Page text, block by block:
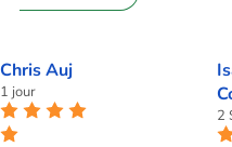
Chris Auj
1 jour
2